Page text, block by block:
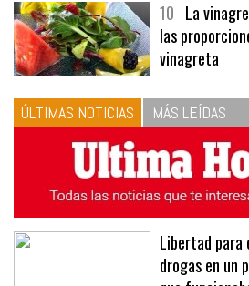
10 La
las
vinagreta
ÚLTIMAS NOTICIAS MÁS LEÍDAS
Libertad para
drogas en un